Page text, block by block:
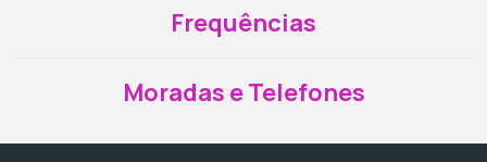
Frequências
Moradas e Telefones